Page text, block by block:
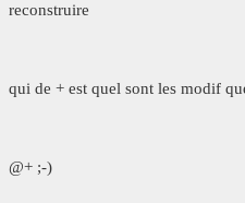
reconstruire
qui de + est quel sont les modif
@+ ;-)